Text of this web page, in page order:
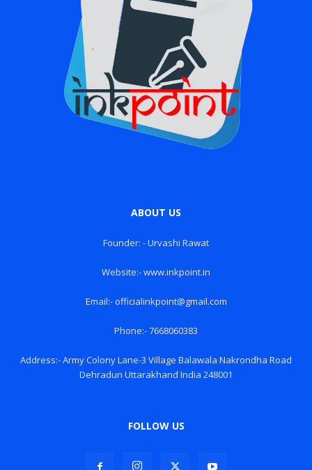
ABOUT US
Founder: - Urvashi Rawat
Website:- www.inkpoint.in
Email:- officialinkpoint@gmail.com
Phone:- 7668060383
Address:- Army Colony Lane-3 Village Balawala Nakrondha Road
Dehradun Uttarakhand India 248001
FOLLOW US